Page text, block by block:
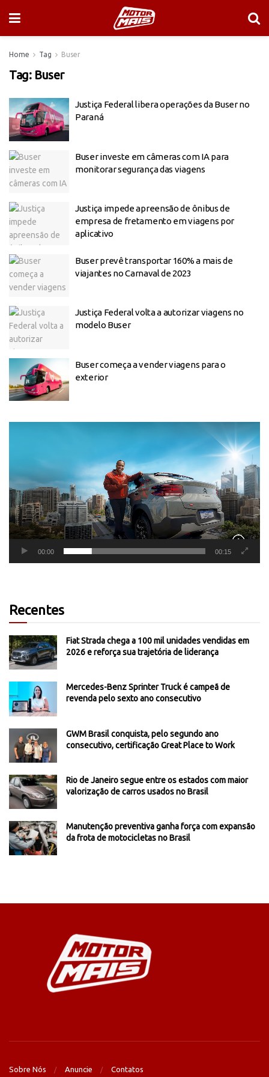
Home Tag Buser
Tag: Buser
Justiça Federal libera operações da Buser no
Paraná
Buser investe em câmeras com IA para
monitorar segurança das viagens
Justiça impede apreensão de ônibus de
empresa de fretamento em viagens por
aplicativo
Buser prevê transportar 160% a mais de
viajantes no Carnaval de 2023
Justiça Federal volta a autorizar viagens no
modelo Buser
Buser começa a vender viagens para o
exterior
00:00 00:15
Recentes
Fiat Strada chega a 100 mil unidades vendidas em
2026 e reforça sua trajetória de liderança
Mercedes-Benz Sprinter Truck é campeã de
revenda pelo sexto ano consecutivo
GWM Brasil conquista, pelo segundo ano
consecutivo, certificação Great Place to Work
Rio de Janeiro segue entre os estados com maior
valorização de carros usados no Brasil
Manutenção preventiva ganha força com expansão
da frota de motocicletas no Brasil
Sobre Nós Anuncie Contatos